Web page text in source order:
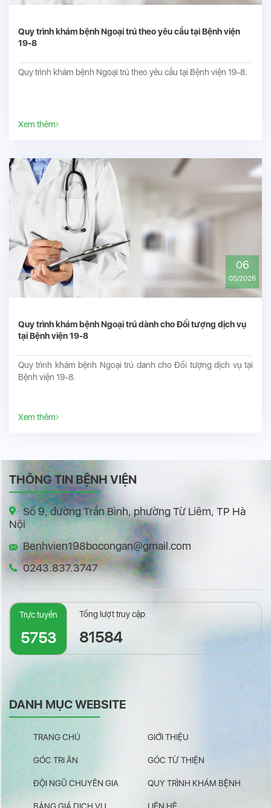
Quy trình khám bệnh Ngoại trú theo yêu cầu tại Bệnh viện
19-8
Quy trình khám bệnh Ngoại trú theo yêu cầu tại Bệnh viện 19-8.
Xem thêm
06
05/2026
Quy trình khám bệnh Ngoại trú dành cho Đối tượng dịch vụ
tại Bệnh viện 19-8
Quy trình khám bệnh Ngoại trú danh cho Đối tượng dịch vụ tại
Bệnh viện 19-8.
Xem thêm
THÔNG TIN BỆNH VIỆN
Số 9, đường Trần Bình, phường Từ Liêm, TP Hà
Nội
Benhvien198bocongan@gmail.com
0243.837.3747
Trực tuyến
5753
Tổng lượt truy cập
81584
DANH MỤC WEBSITE
TRANG CHỦ GIỚI THIỆU
GÓC TRI ÂN GÓC TỪ THIỆN
ĐỘI NGŨ CHUYÊN GIA QUY TRÌNH KHÁM BỆNH